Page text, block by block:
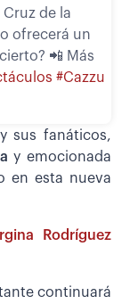
de la
ofrecerá un
📲 Más
#Cazzu
sus fanáticos,
y emocionada
en esta nueva
Rodríguez
continuará